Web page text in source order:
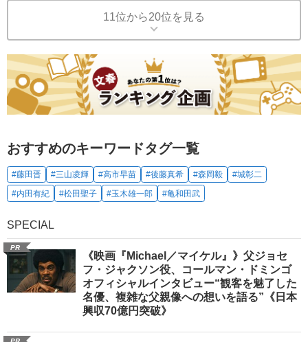
11位から20位を見る
おすすめのキーワードタグ一覧
#藤田晋 #三山凌輝 #高市早苗 #後藤真希 #森岡毅
#城彰二
#内田有紀
#松田聖子 #玉木雄一郎 #亀和田武
SPECIAL
PR
《映画『Michael／マイケル』》父ジョセ
フ・ジャクソン役、コールマン・ドミンゴ
オフィシャルインタビュー“観客を魅了した
名優、複雑な父親像への想いを語る”《日本
興収70億円突破》